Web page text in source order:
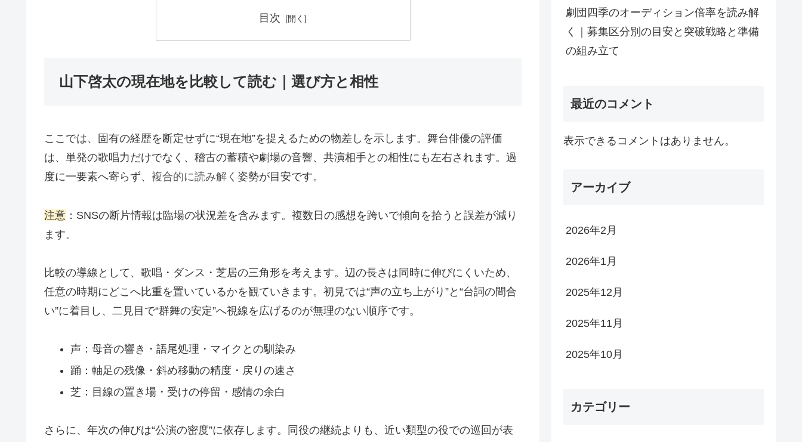
目次
山下啓太の現在地を比較して読む｜選び方と相性
ここでは、固有の経歴を断定せずに“現在地”を捉えるための物差しを示します。舞台俳優の評価
は、単発の歌唱力だけでなく、稽古の蓄積や劇場の音響、共演相手との相性にも左右されます。過
度に一要素へ寄らず、 複合的に読み解く 姿勢が目安です。
注意 ：SNSの断片情報は臨場の状況差を含みます。複数日の感想を跨いで傾向を拾うと誤差が減り
ます。
比較の導線として、歌唱・ダンス・芝居の三角形を考えます。辺の長さは同時に伸びにくいため、
任意の時期にどこへ比重を置いているかを観ていきます。初見では“声の立ち上がり”と“台詞の間合
い”に着目し、二見目で“群舞の安定”へ視線を広げるのが無理のない順序です。
声：母音の響き・語尾処理・マイクとの馴染み
踊：軸足の残像・斜め移動の精度・戻りの速さ
芝：目線の置き場・受けの停留・感情の余白
さらに、年次の伸びは“公演の密度”に依存します。同役の継続よりも、近い類型の役での巡回が表
劇団四季のオーディション倍率を読み解
く｜募集区分別の目安と突破戦略と準備
の組み立て
最近のコメント
表示できるコメントはありません。
アーカイブ
2026年2月
2026年1月
2025年12月
2025年11月
2025年10月
カテゴリー